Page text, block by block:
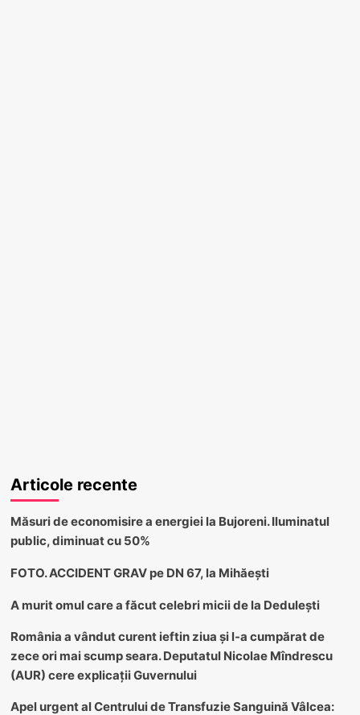
Articole recente
Măsuri de economisire a energiei la Bujoreni. Iluminatul
public, diminuat cu 50%
FOTO. ACCIDENT GRAV pe DN 67, la Mihăești
A murit omul care a făcut celebri micii de la Dedulești
România a vândut curent ieftin ziua și l-a cumpărat de
zece ori mai scump seara. Deputatul Nicolae Mîndrescu
(AUR) cere explicații Guvernului
Apel urgent al Centrului de Transfuzie Sanguină Vâlcea: